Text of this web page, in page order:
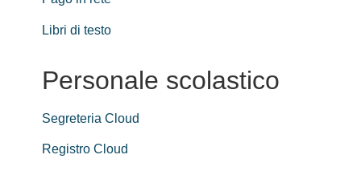
Libri di testo
Personale scolastico
Segreteria Cloud
Registro Cloud